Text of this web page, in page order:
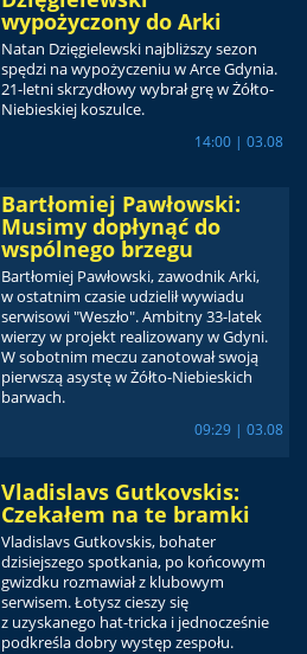
wypożyczony do Arki
Natan Dzięgielewski najbliższy sezon
spędzi na wypożyczeniu w Arce Gdynia.
21-letni skrzydłowy wybrał grę w Żółto-
Niebieskiej koszulce.
14:00 | 03.08
Bartłomiej Pawłowski:
Musimy dopłynąć do
wspólnego brzegu
Bartłomiej Pawłowski, zawodnik Arki,
w ostatnim czasie udzielił wywiadu
serwisowi "Weszło". Ambitny 33-latek
wierzy w projekt realizowany w Gdyni.
W sobotnim meczu zanotował swoją
pierwszą asystę w Żółto-Niebieskich
barwach.
09:29 | 03.08
Vladislavs Gutkovskis:
Czekałem na te bramki
Vladislavs Gutkovskis, bohater
dzisiejszego spotkania, po końcowym
gwizdku rozmawiał z klubowym
serwisem. Łotysz cieszy się
z uzyskanego hat-tricka i jednocześnie
podkreśla dobry występ zespołu.